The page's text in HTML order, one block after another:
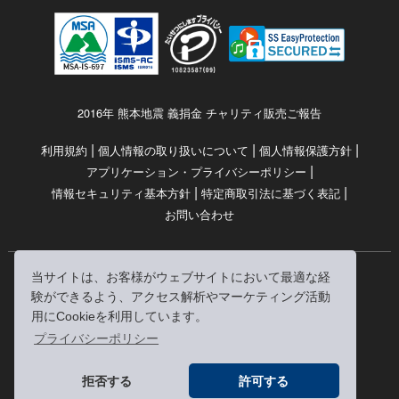
当サイトは、お客様がウェブサイトにおいて最適な経
験ができるよう、アクセス解析やマーケティング活動
用にCookieを利用しています。
プライバシーポリシー
拒否する 許可する
2016年 熊本地震 義捐金 チャリティ販売ご報告
利用規約 | 個人情報の取り扱いについて | 個人情報保護方針|
アプリケーション・プライバシーポリシー |
情報セキュリティ基本方針 | 特定商取引法に基づく表記 |
お問い合わせ
© RRJ Inc.
（kikubon/キクボン/きく本/きくほん/キクホン）は
株式会社RRJの登録商標です。